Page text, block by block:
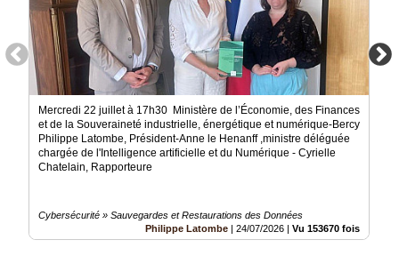
Agenda
Gazette
Médias
groupe
Inscription
Mercredi 22 juillet à 17h30 Ministère de l’Économie, des Finances
et de la Souveraineté industrielle, énergétique et numérique-Bercy
Philippe Latombe, Président-Anne le Henanff ,ministre déléguée
chargée de l'Intelligence artificielle et du Numérique - Cyrielle
Chatelain, Rapporteure
Cybersécurité » Sauvegardes et Restaurations des Données
Philippe Latombe
24/07/2026 Vu 153670 fois